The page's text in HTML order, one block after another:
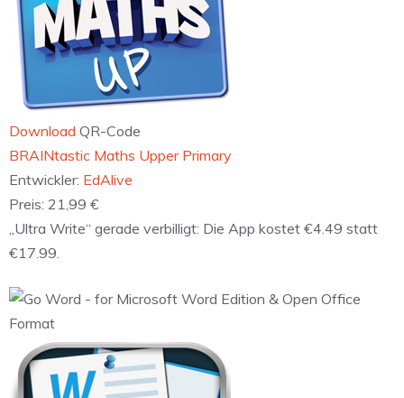
Download QR-Code
BRAINtastic Maths Upper Primary
Entwickler: EdAlive
Preis: 21,99 €
„Ultra Write“ gerade verbilligt: Die App kostet €4.49 statt
€17.99.